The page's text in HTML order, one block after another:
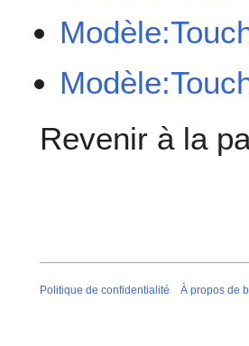
Revenir à la
Politique de confidentialité À propos de